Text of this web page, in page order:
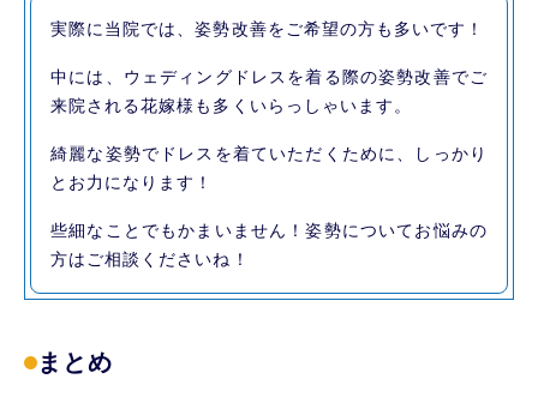
実際に当院では、姿勢改善をご希望の方も多いです！
中には、ウェディングドレスを着る際の姿勢改善でご
来院される花嫁様も多くいらっしゃいます。
綺麗な姿勢でドレスを着ていただくために、しっかり
とお力になります！
些細なことでもかまいません！姿勢についてお悩みの
方はご相談くださいね！
まとめ